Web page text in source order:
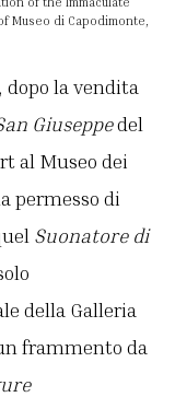
Museo di Capodimonte,
, dopo la vendita
Giuseppedel
al Museo dei
permesso di
Suonatore di
della Galleria
frammento da